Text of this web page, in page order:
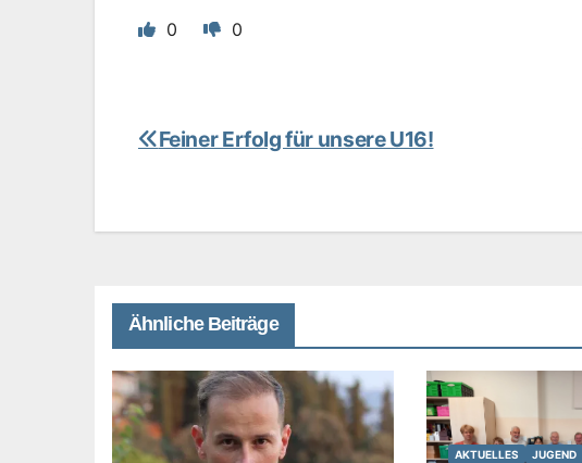
0 0
Beitragsnavigation
Feiner Erfolg für unsere U16!
Ähnliche Beiträge
AKTUELLES JUGEND